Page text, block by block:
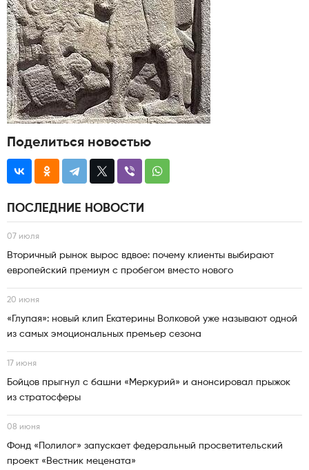
Поделиться новостью
ПОСЛЕДНИЕ НОВОСТИ
07 июля
Вторичный рынок вырос вдвое: почему клиенты выбирают
европейский премиум с пробегом вместо нового
20 июня
«Глупая»: новый клип Екатерины Волковой уже называют одной
из самых эмоциональных премьер сезона
17 июня
Бойцов прыгнул с башни «Меркурий» и анонсировал прыжок
из стратосферы
08 июня
Фонд «Полилог» запускает федеральный просветительский
проект «Вестник мецената»